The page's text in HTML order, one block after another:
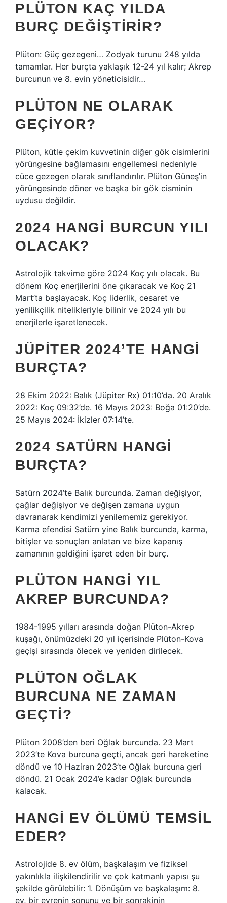
PLÜTON KAÇ YILDA
BURÇ DEĞIŞTIRIR?
Plüton: Güç gezegeni… Zodyak turunu 248 yılda
tamamlar. Her burçta yaklaşık 12-24 yıl kalır; Akrep
burcunun ve 8. evin yöneticisidir…
PLÜTON NE OLARAK
GEÇIYOR?
Plüton, kütle çekim kuvvetinin diğer gök cisimlerini
yörüngesine bağlamasını engellemesi nedeniyle
cüce gezegen olarak sınıflandırılır. Plüton Güneş’in
yörüngesinde döner ve başka bir gök cisminin
uydusu değildir.
2024 HANGI BURCUN YILI
OLACAK?
Astrolojik takvime göre 2024 Koç yılı olacak. Bu
dönem Koç enerjilerini öne çıkaracak ve Koç 21
Mart’ta başlayacak. Koç liderlik, cesaret ve
yenilikçilik nitelikleriyle bilinir ve 2024 yılı bu
enerjilerle işaretlenecek.
JÜPITER 2024’TE HANGI
BURÇTA?
28 Ekim 2022: Balık (Jüpiter Rx) 01:10’da. 20 Aralık
2022: Koç 09:32’de. 16 Mayıs 2023: Boğa 01:20’de.
25 Mayıs 2024: İkizler 07:14’te.
2024 SATÜRN HANGI
BURÇTA?
Satürn 2024’te Balık burcunda. Zaman değişiyor,
çağlar değişiyor ve değişen zamana uygun
davranarak kendimizi yenilememiz gerekiyor.
Karma efendisi Satürn yine Balık burcunda, karma,
bitişler ve sonuçları anlatan ve bize kapanış
zamanının geldiğini işaret eden bir burç.
PLÜTON HANGI YIL
AKREP BURCUNDA?
1984-1995 yılları arasında doğan Plüton-Akrep
kuşağı, önümüzdeki 20 yıl içerisinde Plüton-Kova
geçişi sırasında ölecek ve yeniden dirilecek.
PLÜTON OĞLAK
BURCUNA NE ZAMAN
GEÇTI?
Plüton 2008’den beri Oğlak burcunda. 23 Mart
2023’te Kova burcuna geçti, ancak geri hareketine
döndü ve 10 Haziran 2023’te Oğlak burcuna geri
döndü. 21 Ocak 2024’e kadar Oğlak burcunda
kalacak.
HANGI EV ÖLÜMÜ TEMSIL
EDER?
Astrolojide 8. ev ölüm, başkalaşım ve fiziksel
yakınlıkla ilişkilendirilir ve çok katmanlı yapısı şu
şekilde görülebilir: 1. Dönüşüm ve başkalaşım: 8.
ev, bir evrenin sonunu ve bir sonrakinin